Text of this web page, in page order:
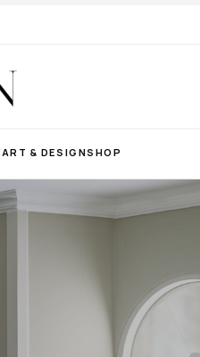
ART & DESIGNSHOP